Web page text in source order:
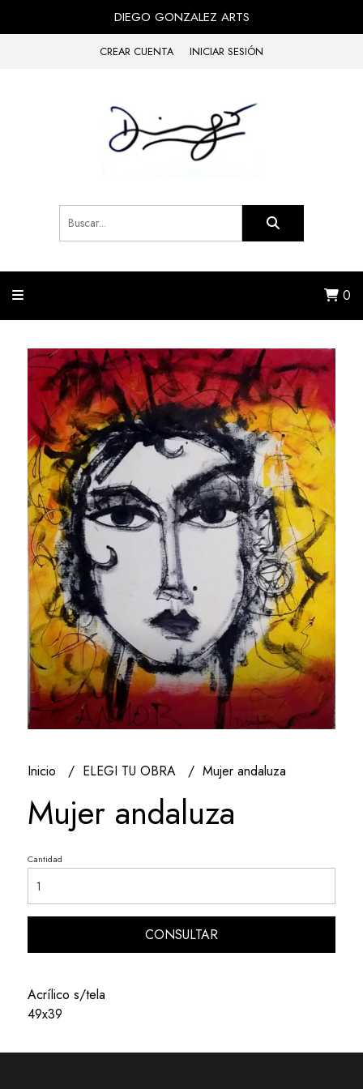
DIEGO GONZALEZ ARTS
CREAR CUENTA INICIAR SESIÓN
0
Inicio ELEGI TU OBRA Mujer andaluza
Mujer andaluza
Cantidad
CONSULTAR
Acrílico s/tela
49x39